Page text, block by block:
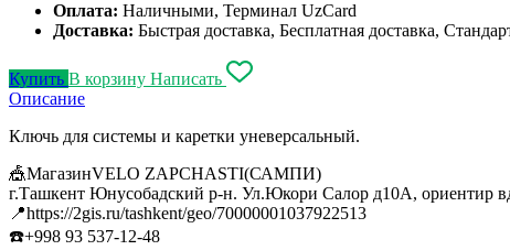
Оплата: Наличными, Терминал UzCard
Доставка: Быстрая доставка, Бесплатная доставка,
Купить В корзину Написать
Описание
Ключь для системы и каретки уневерсальный.
🎪МагазинVELO ZAPCHASTI(САМПИ)
г.Ташкент Юнусобадский р-н. Ул.Юкори Салор д10А, ориентир
📍https://2gis.ru/tashkent/geo/70000001037922513
☎️+998 93 537-12-48